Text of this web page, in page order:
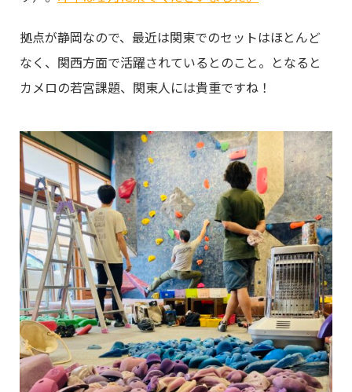
拠点が静岡なので、最近は関東でのセットはほとんど
なく、関西方面で活躍されているとのこと。となると
カメロの若宮課題、関東人には貴重ですね！